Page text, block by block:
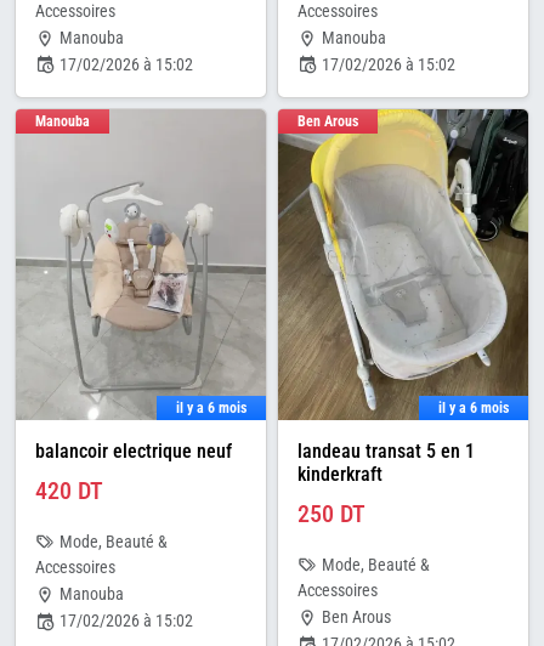
Accessoires
Manouba
17/02/2026 à 15:02
Accessoires
Manouba
17/02/2026 à 15:02
Manouba
il y a 6 mois
balancoir electrique neuf
420 DT
Mode, Beauté &
Accessoires
Manouba
17/02/2026 à 15:02
Ben Arous
il y a 6 mois
landeau transat 5 en 1
kinderkraft
250 DT
Mode, Beauté &
Accessoires
Ben Arous